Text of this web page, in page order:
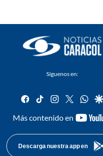
Síguenos en:
facebook
tiktok instagram
twitter
Más contenido en
Descarga nuestra app en